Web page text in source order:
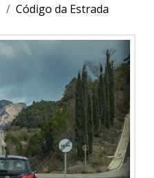
Código da Estrada